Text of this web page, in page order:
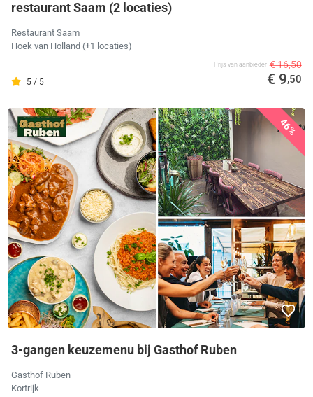
restaurant Saam (2 locaties)
Restaurant Saam
Hoek van Holland (+1 locaties)
5 / 5
Prijs van aanbieder € 16,50
€ 9,50
46%
3-gangen keuzemenu bij Gasthof Ruben
Gasthof Ruben
Kortrijk